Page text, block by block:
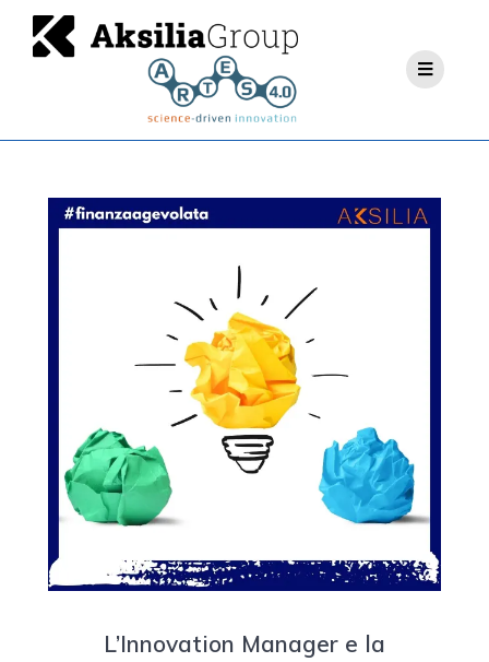
L’Innovation Manager e la